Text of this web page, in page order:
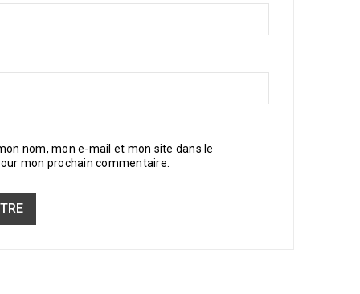
nom, mon e-mail et mon site dans le
mon prochain commentaire.